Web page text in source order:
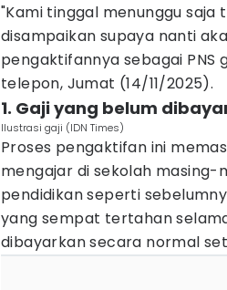
"Kami tinggal menunggu
disampaikan supaya nanti
pengaktifannya sebagai PNS
telepon, Jumat (14/11/2025).
1. Gaji yang belum
Ilustrasi gaji (IDN Times)
Proses pengaktifan ini
mengajar di sekolah masing-
pendidikan seperti
yang sempat tertahan
dibayarkan secara normal